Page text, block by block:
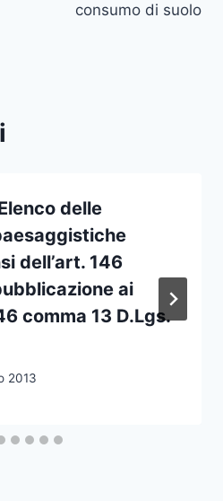
consumo di suolo
delle
dell’art. 146
ai
comma 13 D.Lgs.
2013